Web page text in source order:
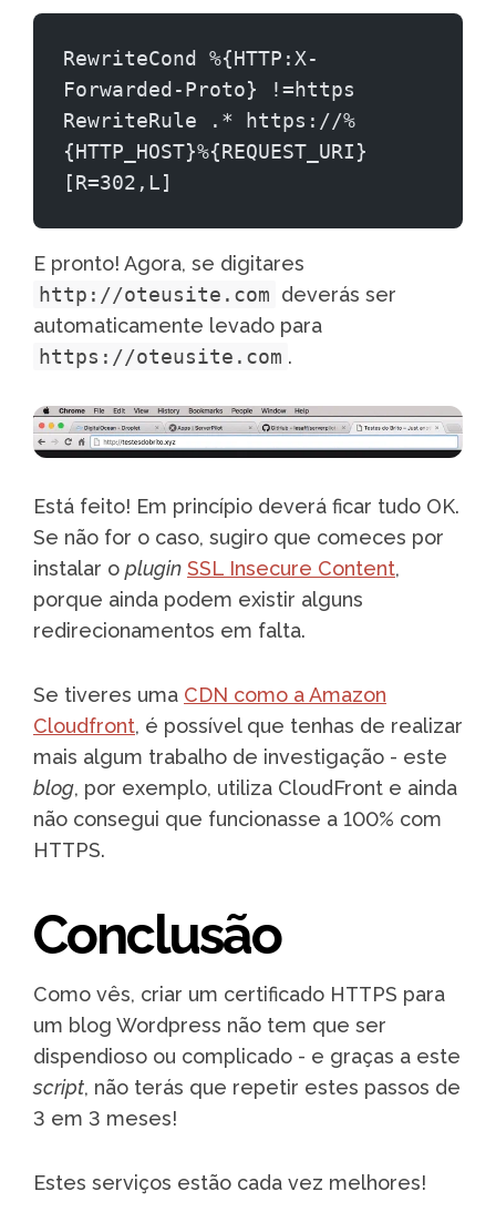
RewriteCond %{HTTP:X-
Forwarded-Proto} !=https
RewriteRule .* https://%
{HTTP_HOST}%{REQUEST_URI}
[R=302,L]
E pronto! Agora, se digitares
http://oteusite.com deverás ser
automaticamente levado para
https://oteusite.com .
Está feito! Em princípio deverá ficar tudo OK.
Se não for o caso, sugiro que comeces por
instalar o plugin SSL Insecure Content,
porque ainda podem existir alguns
redirecionamentos em falta.
Se tiveres uma CDN como a Amazon
Cloudfront, é possível que tenhas de realizar
mais algum trabalho de investigação - este
blog, por exemplo, utiliza CloudFront e ainda
não consegui que funcionasse a 100% com
HTTPS.
Conclusão
Como vês, criar um certificado HTTPS para
um blog Wordpress não tem que ser
dispendioso ou complicado - e graças a este
script, não terás que repetir estes passos de
3 em 3 meses!
Estes serviços estão cada vez melhores!